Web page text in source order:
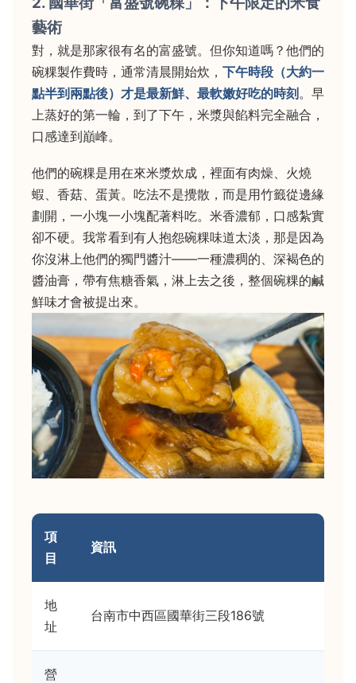
藝術
對，就是那家很有名的富盛號。但你知道嗎？他們的
碗粿製作費時，通常清晨開始炊， 下午時段（大約一
點半到兩點後）才是最新鮮、最軟嫩好吃的時刻 。早
上蒸好的第一輪，到了下午，米漿與餡料完全融合，
口感達到巔峰。
他們的碗粿是用在來米漿炊成，裡面有肉燥、火燒
蝦、香菇、蛋黃。吃法不是攪散，而是用竹籤從邊緣
劃開，一小塊一小塊配著料吃。米香濃郁，口感紮實
卻不硬。我常看到有人抱怨碗粿味道太淡，那是因為
你沒淋上他們的獨門醬汁——一種濃稠的、深褐色的
醬油膏，帶有焦糖香氣，淋上去之後，整個碗粿的鹹
鮮味才會被提出來。
項
目
資訊
地
址
台南市中西區國華街三段186號
營